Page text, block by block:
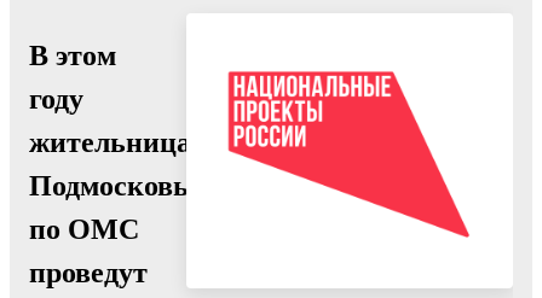
В этом
году
жительницам
Подмосковья
по ОМС
проведут